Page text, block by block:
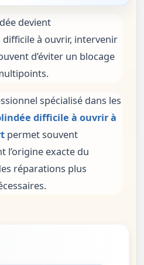
devient
à ouvrir, intervenir
d’éviter un blocage
spécialisé dans les
difficile à ouvrir à
permet souvent
l’origine exacte du
réparations plus